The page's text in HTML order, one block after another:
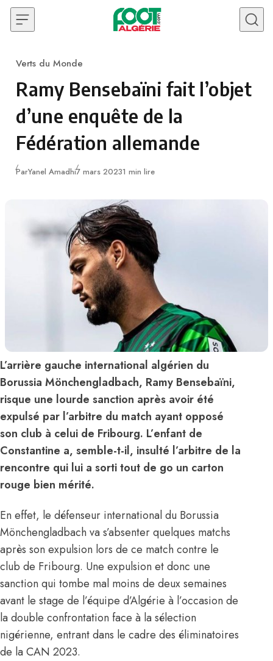
Skip to content
Category
Verts du Monde
Ramy Bensebaïni fait l’objet
d’une enquête de la
Fédération allemande
ParYanel AmadhiPublié
7 mars 20231 min lire
L’arrière gauche international algérien du
Borussia Mönchengladbach, Ramy Bensebaïni,
risque une lourde sanction après avoir été
expulsé par l’arbitre du match ayant opposé
son club à celui de Fribourg. L’enfant de
Constantine a, semble-t-il, insulté l’arbitre de la
rencontre qui lui a sorti tout de go un carton
rouge bien mérité.
En effet, le défenseur international du Borussia
Mönchengladbach va s’absenter quelques matchs
après son expulsion lors de ce match contre le
club de Fribourg. Une expulsion et donc une
sanction qui tombe mal moins de deux semaines
avant le stage de l’équipe d’Algérie à l’occasion de
la double confrontation face à la sélection
nigérienne, entrant dans le cadre des éliminatoires
de la CAN 2023.